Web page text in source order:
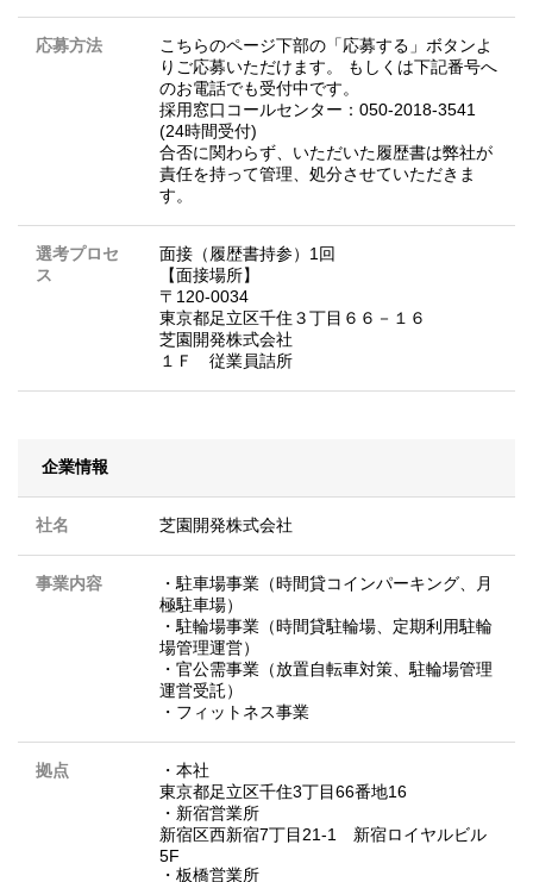
応募方法
こちらのページ下部の「応募する」ボタンよ
りご応募いただけます。 もしくは下記番号へ
のお電話でも受付中です。
採用窓口コールセンター：050-2018-3541
(24時間受付)
合否に関わらず、いただいた履歴書は弊社が
責任を持って管理、処分させていただきま
す。
選考プロセ
ス
面接（履歴書持参）1回
【面接場所】
〒120-0034
東京都足立区千住３丁目６６－１６
芝園開発株式会社
１Ｆ 従業員詰所
企業情報
社名 芝園開発株式会社
事業内容
・駐車場事業（時間貸コインパーキング、月
極駐車場）
・駐輪場事業（時間貸駐輪場、定期利用駐輪
場管理運営）
・官公需事業（放置自転車対策、駐輪場管理
運営受託）
・フィットネス事業
拠点
・本社
東京都足立区千住3丁目66番地16
・新宿営業所
新宿区西新宿7丁目21-1 新宿ロイヤルビル
5F
・板橋営業所